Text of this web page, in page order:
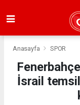
Anasayfa SPOR
İsrail